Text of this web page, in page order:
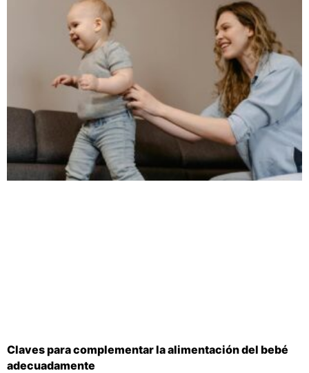
Claves para complementar la alimentación del bebé
adecuadamente